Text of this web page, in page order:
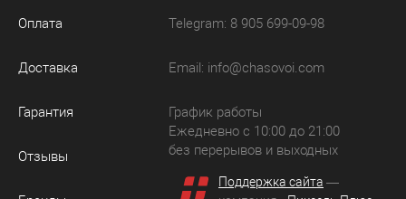
Оплата
Доставка
Гарантия
Отзывы
Telegram: 8 905 699-09-98
Email: info@chasovoi.com
График работы
Ежедневно с 10:00 до 21:00
без перерывов и выходных
Поддержка сайта —